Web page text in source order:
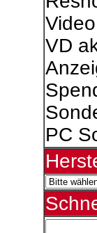
Video
VD
PC